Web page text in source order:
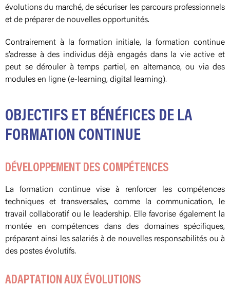
évolutions du marché, de sécuriser les parcours professionnels
et de préparer de nouvelles opportunités.
Contrairement à la formation initiale, la formation continue
s’adresse à des individus déjà engagés dans la vie active et
peut se dérouler à temps partiel, en alternance, ou via des
modules en ligne (e-learning, digital learning).
OBJECTIFS ET BÉNÉFICES DE LA
FORMATION CONTINUE
DÉVELOPPEMENT DES COMPÉTENCES
La formation continue vise à renforcer les compétences
techniques et transversales, comme la communication, le
travail collaboratif ou le leadership. Elle favorise également la
montée en compétences dans des domaines spécifiques,
préparant ainsi les salariés à de nouvelles responsabilités ou à
des postes évolutifs.
ADAPTATION AUX ÉVOLUTIONS